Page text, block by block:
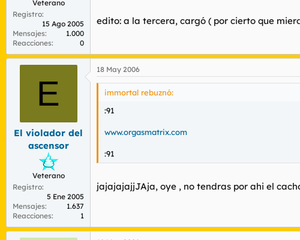
Veterano
Registro
15 Ago 2005
Mensajes
1.000
Reacciones
0
edito: a la tercera, cargó ( por cierto que
E
El violador del
ascensor
Veterano
Registro
5 Ene 2005
Mensajes
1.637
Reacciones
1
18 May 2006
immortal rebuznó:
:91
www.orgasmatrix.com
:91
jajajajajjJAja, oye , no tendras por ahi el